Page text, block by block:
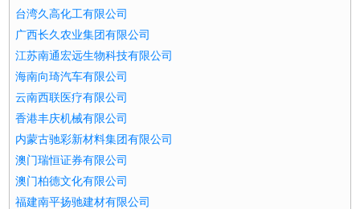
台湾久高化工有限公司
广西长久农业集团有限公司
江苏南通宏远生物科技有限公司
海南向琦汽车有限公司
云南西联医疗有限公司
香港丰庆机械有限公司
内蒙古驰彩新材料集团有限公司
澳门瑞恒证券有限公司
澳门柏德文化有限公司
福建南平扬驰建材有限公司